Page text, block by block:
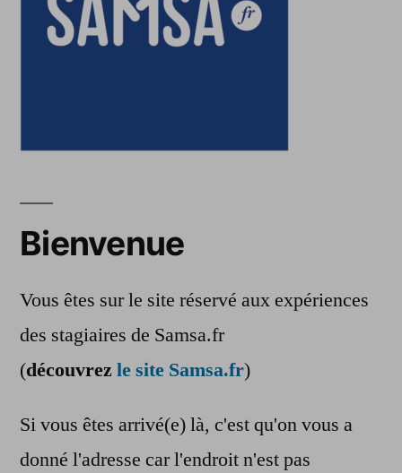
Bienvenue
Vous êtes sur le site réservé aux expériences
des stagiaires de Samsa.fr
(découvrezle site Samsa.fr)
Si vous êtes arrivé(e) là, c'est qu'on vous a
donné l'adresse car l'endroit n'est pas